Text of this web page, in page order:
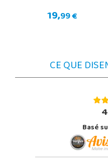
19,99 €
CE QUE
Basé